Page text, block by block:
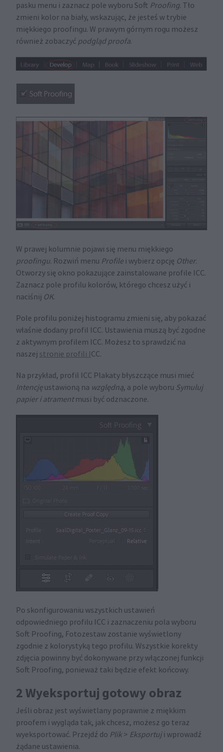
pasku menu i zaznacz pole wyboru Soft Proofing. Tło
zmieni kolor na biały, wskazując, że jesteś w trybie
miękkiego proofingu. W prawym górnym rogu możesz
również zobaczyć podgląd proofa.
W prawej kolumnie pojawi się menu miękkiego
proofingu. Rozwiń menu Profile i wybierz opcję Other.
Otworzy się okno pokazujące zainstalowane profile ICC.
Zaznacz pole profilu kolorów, którego chcesz użyć i
naciśnij OK.
Pole profilu poniżej histogramu zmieni się, aby pokazać
właśnie dodany profil ICC. Ustawienia muszą być zgodne
z aktywnym profilem ICC. Możesz to sprawdzić na
naszej stronie profili ICC.
Na przykład, profil ICC Plakaty błyszczące musi mieć
Intencję ustawioną na względną, a pole wyboru Symuluj
papier i atramentmusi być odznaczone.
Po skonfigurowaniu wszystkich ustawień
odpowiedniego profilu ICC i zaznaczeniu pola wyboru
Soft Proofing, Fotozestaw zostanie wyświetlony
zgodnie z kolorystyką tego profilu. Wszystkie korekty
zdjęcia powinny być dokonywane przy włączonej funkcji
Soft Proofing, ponieważ taki będzie efekt końcowy.
2 Wyeksportuj gotowy obraz
Jeśli obraz jest wyświetlany poprawnie z miękkim
proofem i wygląda tak, jak chcesz, możesz go teraz
wyeksportować. Przejdź do Plik> Eksportuji wprowadź
żądane ustawienia.